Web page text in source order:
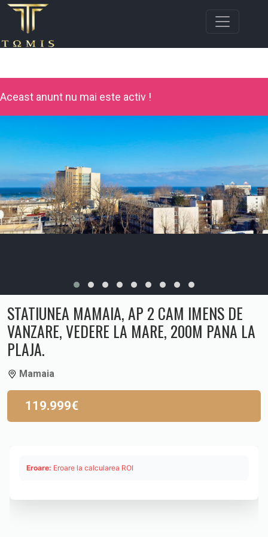
Aceast anunt nu mai este activ !
STATIUNEA MAMAIA, AP 2 CAM IMENS DE
VANZARE, VEDERE LA MARE, 200M PANA LA
PLAJA.
Mamaia
119.999€